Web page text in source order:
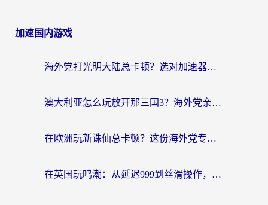
加速国内游戏
海外党打光明大陆总卡顿？选对加速器才是关键！（附亲测好用的推荐）
澳大利亚怎么玩放开那三国3？海外党亲测有效的国服游戏加速指南
在欧洲玩新诛仙总卡顿？这份海外党专属加速器指南帮你解决延迟难题
在英国玩鸣潮：从延迟999到丝滑操作，我是怎么做到的？